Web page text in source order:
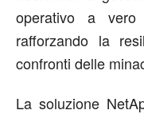
operativo a
rafforzando la
confronti delle
La soluzione